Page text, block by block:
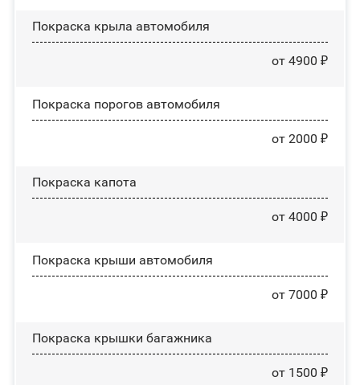
Покраска крыла автомобиля
от 4900 ₽
Покраска порогов автомобиля
от 2000 ₽
Покраска капота
от 4000 ₽
Покраска крыши автомобиля
от 7000 ₽
Покраска крышки багажника
от 1500 ₽